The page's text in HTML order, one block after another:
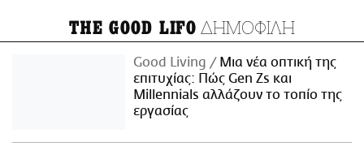
THE GOOD LIFO ΔΗΜΟΦΙΛΗ
Good Living
Μια νέα οπτική της
επιτυχίας: Πώς Gen Zs και
Millennials αλλάζουν το τοπίο της
εργασίας